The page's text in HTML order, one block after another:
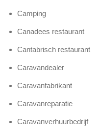
Camping
Canadees restaurant
Cantabrisch restaurant
Caravandealer
Caravanfabrikant
Caravanreparatie
Caravanverhuurbedrijf